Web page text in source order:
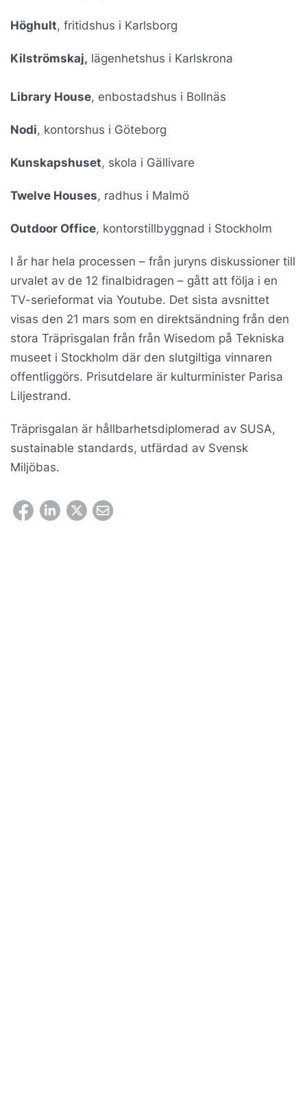
Höghult, fritidshus i Karlsborg
Kilströmskaj, lägenhetshus i Karlskrona
Library House, enbostadshus i Bollnäs
Nodi, kontorshus i Göteborg
Kunskapshuset, skola i Gällivare
Twelve Houses, radhus i Malmö
Outdoor Office, kontorstillbyggnad i Stockholm
I år har hela processen – från juryns diskussioner till
urvalet av de 12 finalbidragen – gått att följa i en
TV-serieformat via Youtube. Det sista avsnittet
visas den 21 mars som en direktsändning från den
stora Träprisgalan från från Wisedom på Tekniska
museet i Stockholm där den slutgiltiga vinnaren
offentliggörs. Prisutdelare är kulturminister Parisa
Liljestrand.
Träprisgalan är hållbarhetsdiplomerad av SUSA,
sustainable standards, utfärdad av Svensk
Miljöbas.